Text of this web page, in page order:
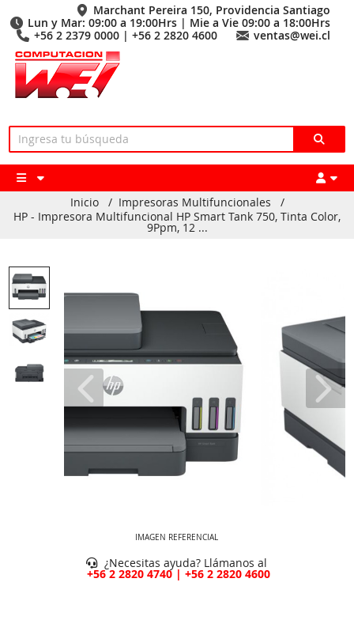
Marchant Pereira 150, Providencia Santiago
Lun y Mar: 09:00 a 19:00Hrs | Mie a Vie 09:00 a 18:00Hrs
+56 2 2379 0000 | +56 2 2820 4600
ventas@wei.cl
Inicio / Impresoras Multifuncionales
/
HP - Impresora Multifuncional HP Smart Tank 750, Tinta Color,
9Ppm, 12 ...
IMAGEN REFERENCIAL
¿Necesitas ayuda? Llámanos al
+56 2 2820 4740 | +56 2 2820 4600